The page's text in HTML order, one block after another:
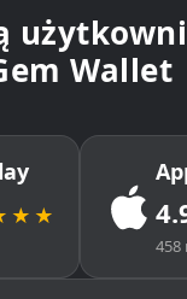
Wallet
458